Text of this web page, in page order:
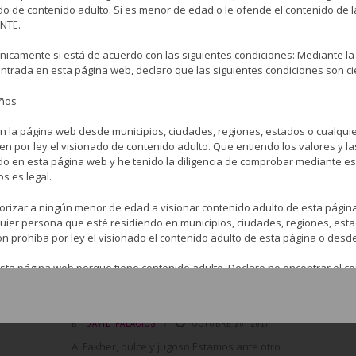
Fakher han sido combinados con menta
LEER MÁS
6.6
AL FAKHER TABACO PARA CACHIMBA
BYDAVID PALACIOS OCTUBRE 20, 2017
Al Fakher, dulce y jugoso Estamos ante otro
de contenido adulto. Si es menor de edad o le ofende el contenido de
si está de acuerdo con las siguientes condiciones: Mediante
en esta página web, declaro que las siguientes condiciones son
la página web desde municipios, ciudades, regiones, estados o
por ley el visionado de contenido adulto. Que entiendo los valores y
en esta página web y he tenido la diligencia de comprobar mediante
es legal.
a ningún menor de edad a visionar contenido adulto de esta
persona que esté residiendo en municipios, ciudades, regiones,
prohíba por ley el visionado el contenido adulto de esta página o
página web porque tiene contenido adulto. Declaro no encontrar el
tengo el derecho a elegir lo que veo y lo que leo y estoy eligiendo
acepto liberar, descargar y no responsabilizar de ninguna forma a
página web del visionado o la lectura de cualquier contenido adulto de